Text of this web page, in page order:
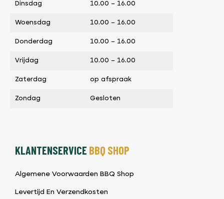
Dinsdag 10.00 – 16.00
Woensdag 10.00 – 16.00
Donderdag 10.00 – 16.00
Vrijdag 10.00 – 16.00
Zaterdag op afspraak
Zondag Gesloten
KLANTENSERVICE BBQ SHOP
Algemene Voorwaarden BBQ Shop
Levertijd En Verzendkosten